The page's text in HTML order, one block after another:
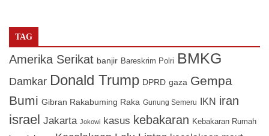
TAG
Amerika Serikat banjir Bareskrim Polri BMKG
Damkar Donald Trump DPRD gaza Gempa
Bumi Gibran Rakabuming Raka Gunung Semeru IKN iran
israel Jakarta Jokowi kasus kebakaran Kebakaran Rumah